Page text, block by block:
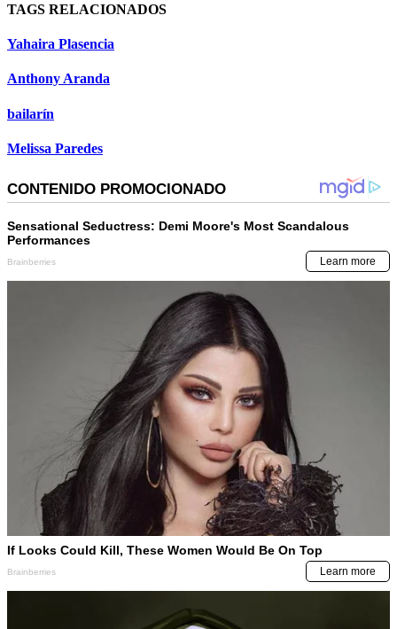
TAGS RELACIONADOS
Yahaira Plasencia
Anthony Aranda
bailarín
Melissa Paredes